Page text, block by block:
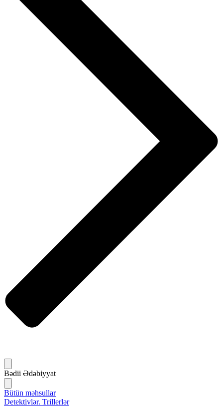
Bədii Ədəbiyyat
Bütün məhsullar
Detektivlər. Trillerlər